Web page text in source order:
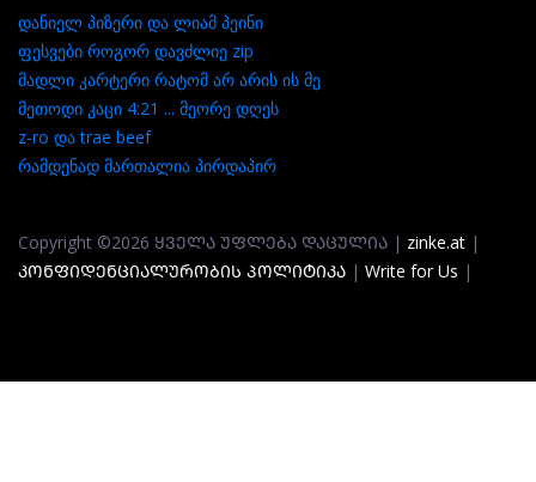
დანიელ პიზერი და ლიამ პეინი
ფესვები როგორ დავძლიე zip
მადლი კარტერი რატომ არ არის ის მე
მეთოდი კაცი 4:21 ... მეორე დღეს
z-ro და trae beef
რამდენად მართალია პირდაპირ
Copyright ©2026 ᲧᲕᲔᲚᲐ ᲣᲤᲚᲔᲑᲐ ᲓᲐᲪᲣᲚᲘᲐ | zinke.at |
ᲙᲝᲜᲤᲘᲓᲔᲜᲪᲘᲐᲚᲣᲠᲝᲑᲘᲡ ᲞᲝᲚᲘᲢᲘᲙᲐ | Write for Us |